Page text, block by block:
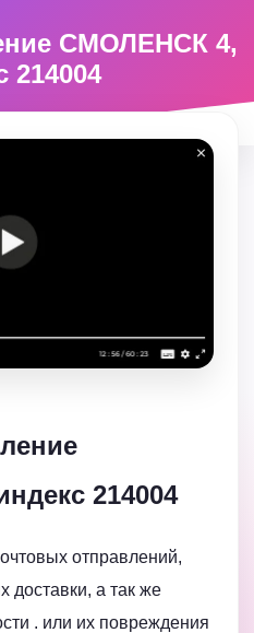
СМОЛЕНСК 4,
214004
214004
отправлений,
доставки, а так же
. или их повреждения